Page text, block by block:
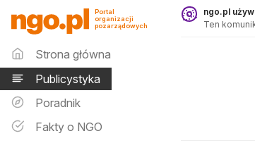
Publicystyka - ngo.pl
Portal
organizacji
pozarządowych
Menu główne
Strona główna
Publicystyka
Poradnik
Fakty o NGO
ngo.pl
Ten